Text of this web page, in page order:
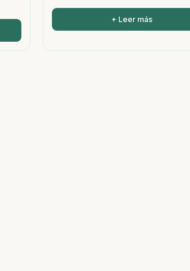
+ Leer más